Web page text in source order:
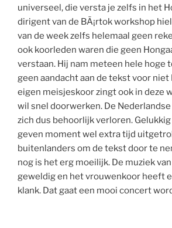
universeel, die versta je zelfs in het
dirigent van de BÃ¡rtok workshop
van de week zelfs helemaal geen
ook koorleden waren die geen
verstaan. Hij nam meteen hele hoge
geen aandacht aan de tekst voor niet
eigen meisjeskoor zingt ook in deze
wil snel doorwerken. De
zich dus behoorlijk verloren.
geven moment wel extra tijd
buitenlanders om de tekst door te
nog is het erg moeilijk. De muziek
geweldig en het vrouwenkoor heeft
klank. Dat gaat een mooi concert